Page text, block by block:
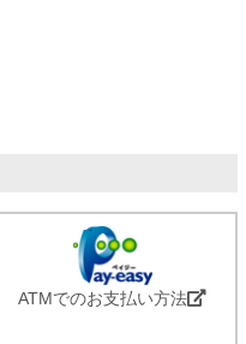
ATMでのお支払い方法